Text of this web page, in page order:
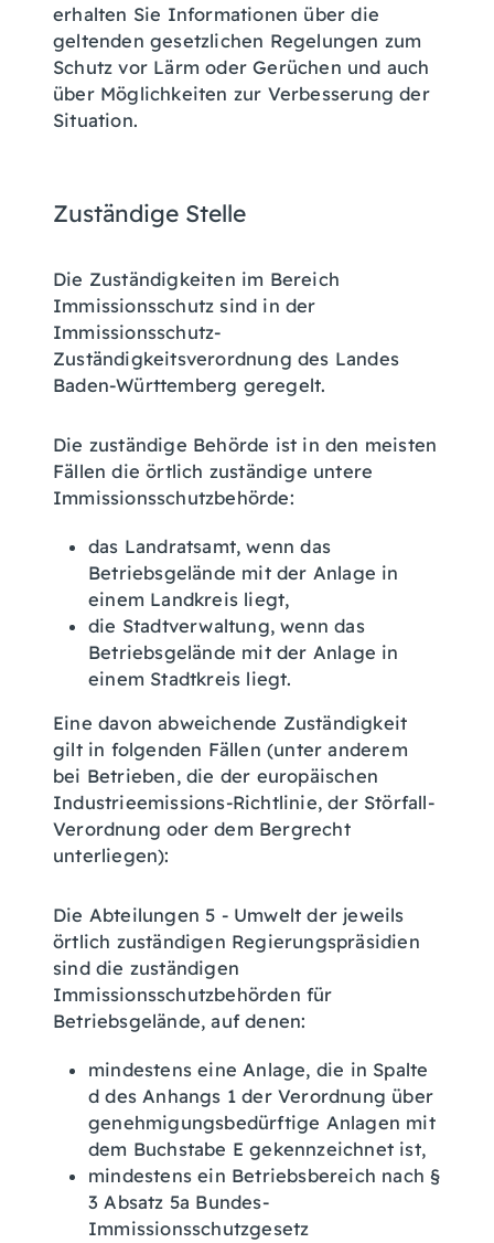
erhalten Sie Informationen über die
geltenden gesetzlichen Regelungen zum
Schutz vor Lärm oder Gerüchen und auch
über Möglichkeiten zur Verbesserung der
Situation.
Zuständige Stelle
Die Zuständigkeiten im Bereich
Immissionsschutz sind in der
Immissionsschutz-
Zuständigkeitsverordnung des Landes
Baden-Württemberg geregelt.
Die zuständige Behörde ist in den meisten
Fällen die örtlich zuständige untere
Immissionsschutzbehörde:
das Landratsamt, wenn das
Betriebsgelände mit der Anlage in
einem Landkreis liegt,
die Stadtverwaltung, wenn das
Betriebsgelände mit der Anlage in
einem Stadtkreis liegt.
Eine davon abweichende Zuständigkeit
gilt in folgenden Fällen (unter anderem
bei Betrieben, die der europäischen
Industrieemissions-Richtlinie, der Störfall-
Verordnung oder dem Bergrecht
unterliegen):
Die Abteilungen 5 - Umwelt der jeweils
örtlich zuständigen Regierungspräsidien
sind die zuständigen
Immissionsschutzbehörden für
Betriebsgelände, auf denen:
mindestens eine Anlage, die in Spalte
d des Anhangs 1 der Verordnung über
genehmigungsbedürftige Anlagen mit
dem Buchstabe E gekennzeichnet ist,
mindestens ein Betriebsbereich nach §
3 Absatz 5a Bundes-
Immissionsschutzgesetz